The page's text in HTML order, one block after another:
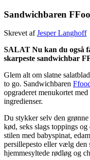
Sandwichbaren
Skrevet afJesper Langhoff
SALAT Nu kan du også
skarpeste sandwichbar
Glem alt om slatne
to go. Sandwichbaren
opgraderet menukortet
ingredienser.
Du stykker selv den grønne
kød, seks slags toppings
stilen med babyspinat,
persillepesto eller vælg
hjemmesyltede rødløg og